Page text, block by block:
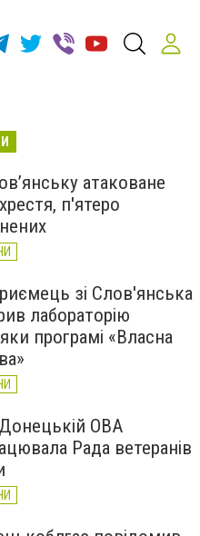
атаковане
п'ятеро
зі Слов'янська
лабораторію
програмі «Власна
ОВА
Рада ветеранів